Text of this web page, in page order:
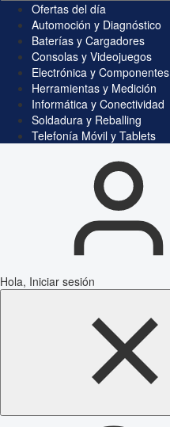
Ofertas del día
Automoción y Diagnóstico
Baterías y Cargadores
Consolas y Videojuegos
Electrónica y Componentes
Herramientas y Medición
Informática y Conectividad
Soldadura y Reballing
Telefonía Móvil y Tablets
Hola, Iniciar sesión